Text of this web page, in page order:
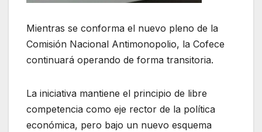
Mientras se conforma el nuevo pleno de la
Comisión Nacional Antimonopolio, la Cofece
continuará operando de forma transitoria.
La iniciativa mantiene el principio de libre
competencia como eje rector de la política
económica, pero bajo un nuevo esquema